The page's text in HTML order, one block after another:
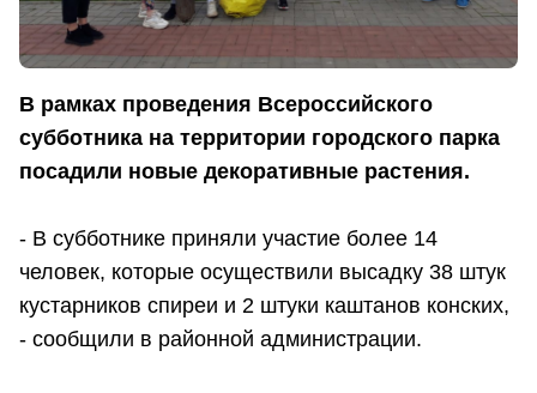
В рамках проведения Всероссийского
субботника на территории городского парка
посадили новые декоративные растения.
- В субботнике приняли участие более 14
человек, которые осуществили высадку 38 штук
кустарников спиреи и 2 штуки каштанов конских,
- сообщили в районной администрации.